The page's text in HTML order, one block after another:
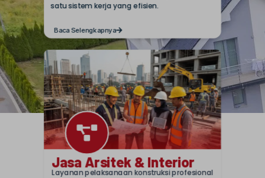
satu sistem kerja yang efisien.
Baca Selengkapnya
Jasa Arsitek & Interior
Layanan pelaksanaan konstruksi profesional